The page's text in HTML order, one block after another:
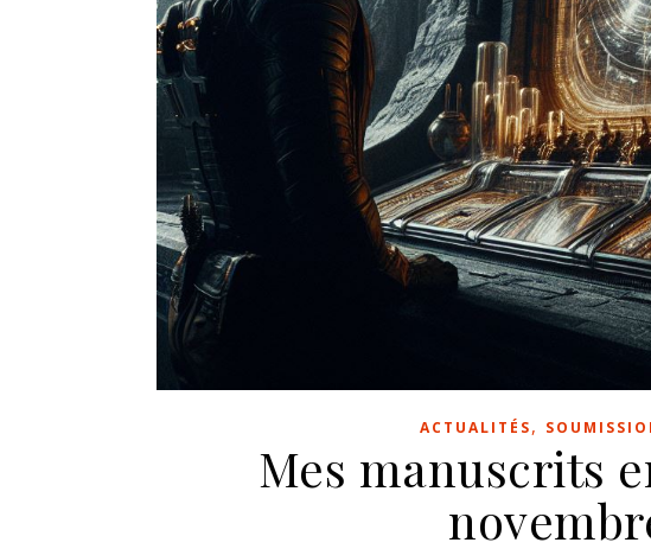
ACTUALITÉS,
Mes manuscrits